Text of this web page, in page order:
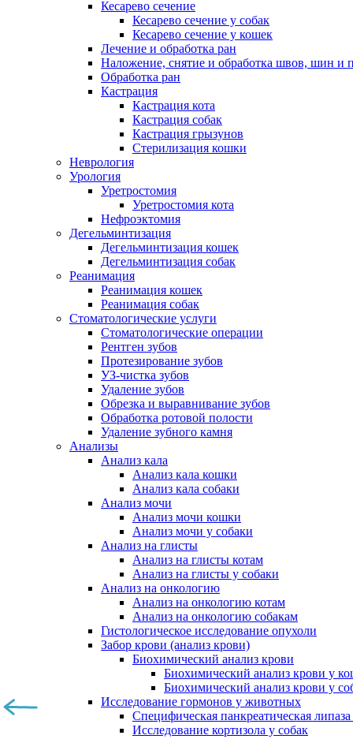
Кесарево сечение
Кесарево сечение у собак
Кесарево сечение у кошек
Лечение и обработка ран
Наложение, снятие и обработка швов, шин и
Обработка ран
Кастрация
Кастрация кота
Кастрация собак
Кастрация грызунов
Стерилизация кошки
Неврология
Урология
Уретростомия
Уретростомия кота
Нефроэктомия
Дегельминтизация
Дегельминтизация кошек
Дегельминтизация собак
Реанимация
Реанимация кошек
Реанимация собак
Стоматологические услуги
Стоматологические операции
Рентген зубов
Протезирование зубов
УЗ-чистка зубов
Удаление зубов
Обрезка и выравнивание зубов
Обработка ротовой полости
Удаление зубного камня
Анализы
Анализ кала
Анализ кала кошки
Анализ кала собаки
Анализ мочи
Анализ мочи кошки
Анализ мочи у собаки
Анализ на глисты
Анализ на глисты котам
Анализ на глисты у собаки
Анализ на онкологию
Анализ на онкологию котам
Анализ на онкологию собакам
Гистологическое исследование опухоли
Забор крови (анализ крови)
Биохимический анализ крови
Биохимический анализ крови у
Биохимический анализ крови у
Исследование гормонов у животных
Специфическая панкреатическая
Исследование кортизола у собак